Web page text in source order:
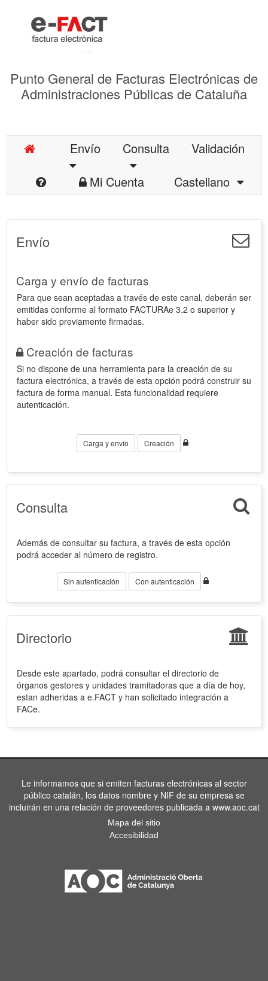
Punto General de Facturas Electrónicas de
Administraciones Públicas de Cataluña
Envío Consulta
Validación
Mi Cuenta
Castellano
Envío
Carga y envío de facturas
Para que sean aceptadas a través de este canal, deberán ser
emitidas conforme al formato FACTURAe 3.2 o superior y
haber sido previamente firmadas.
Creación de facturas
Si no dispone de una herramienta para la creación de su
factura electrónica, a través de esta opción podrá construir su
factura de forma manual. Esta funcionalidad requiere
autenticación.
Carga y envío Creación
Consulta
Además de consultar su factura, a través de esta opción
podrá acceder al número de registro.
Sin autenticación Con autenticación
Directorio
Desde este apartado, podrá consultar el directorio de
órganos gestores y unidades tramitadoras que a día de hoy,
estan adheridas a e.FACT y han solicitado integración a
FACe.
Le informamos que si emiten facturas electrónicas al sector
público catalán, los datos nombre y NIF de su empresa se
incluirán en una relación de proveedores publicada a www.aoc.cat
Mapa del sitio
Accesibilidad